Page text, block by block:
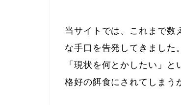
当サイトでは、これまで数
な手口を告発してきました
「現状を何とかしたい」
格好の餌食にされてしまう